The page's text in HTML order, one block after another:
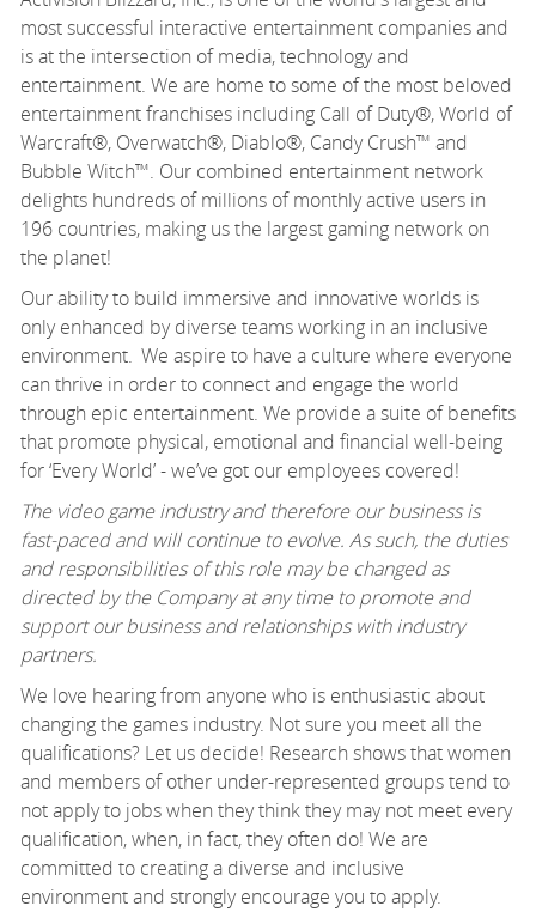
most successful interactive entertainment companies and
is at the intersection of media,technologyand
entertainment. We are home to some of the most beloved
entertainment franchises including Call of Duty®, World of
Warcraft®, Overwatch®, Diablo®, Candy Crush™ and
Bubble Witch™. Our combined entertainment network
delights hundreds of millions of monthly active users in
196 countries, making us the largest gaming network on
the planet!
Our ability to build immersive and innovative worlds is
only enhanced by diverse teams working in an inclusive
environment. We aspire to have a culture where everyone
can thrive in order to connect and engage the world
through epic entertainment. We provide a suite of benefits
that promote physical, emotional and financial well-being
for ‘Every World’ -we’ve got our employees covered!
The video game industry and therefore our business is
fast-paced and will continue to evolve. As such, the duties
and responsibilities of this role may be changed as
directed by the Company at any time to promote and
support our business and relationships with industry
partners.
We love hearing from anyone who is enthusiastic about
changing the games industry. Not sure you meet all the
qualifications? Let us decide! Research shows that women
and members of other under-represented groups tend to
not apply to jobs when they think they may not meet every
qualification, when, in fact, they often do! We are
committed to creating a diverse and inclusive
environment and strongly encourage you to apply.